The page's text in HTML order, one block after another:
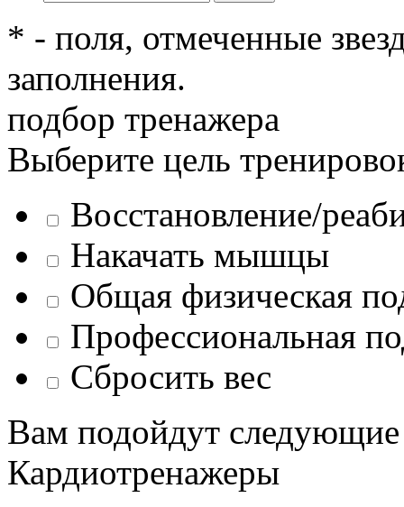
* - поля, отмеченные
заполнения.
подбор тренажера
Выберите цель
Восстановление/
Накачать мышцы
Общая физическая
Профессиональная
Сбросить вес
Вам подойдут
Кардиотренажеры